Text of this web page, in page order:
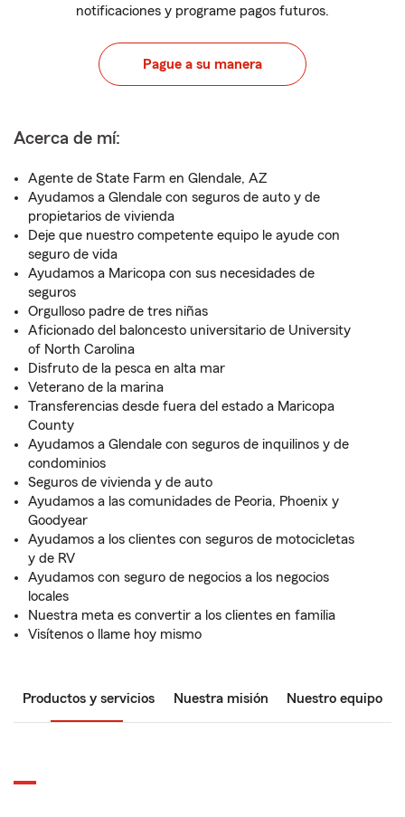
notificaciones y programe pagos futuros.
Pague a su manera
Acerca de mí:
Agente de State Farm en Glendale, AZ
Ayudamos a Glendale con seguros de auto y de
propietarios de vivienda
Deje que nuestro competente equipo le ayude con
seguro de vida
Ayudamos a Maricopa con sus necesidades de
seguros
Orgulloso padre de tres niñas
Aficionado del baloncesto universitario de University
of North Carolina
Disfruto de la pesca en alta mar
Veterano de la marina
Transferencias desde fuera del estado a Maricopa
County
Ayudamos a Glendale con seguros de inquilinos y de
condominios
Seguros de vivienda y de auto
Ayudamos a las comunidades de Peoria, Phoenix y
Goodyear
Ayudamos a los clientes con seguros de motocicletas
y de RV
Ayudamos con seguro de negocios a los negocios
locales
Nuestra meta es convertir a los clientes en familia
Visítenos o llame hoy mismo
Productos y servicios Nuestra misión Nuestro equipo